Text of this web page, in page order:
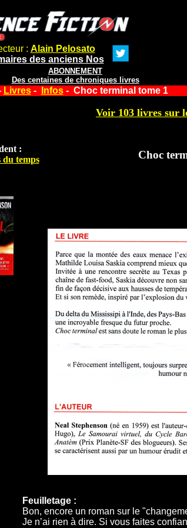
: Alain Pelosato
des anciens Nos
ABONNEMENT
Des centaines de chroniques livres
Livres- Infos- Choc terminal tome 1
Voir 103 livres sur
:
temps
Choc
Feuilletage :
Bon, encore un roman sur le
Je n’ai rien à dire. Si vous faites